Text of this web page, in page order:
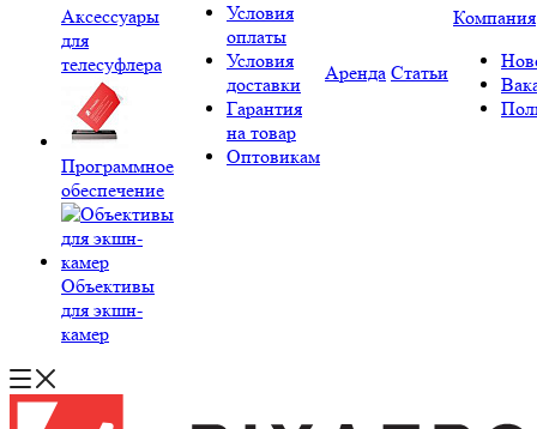
Аксессуары
для
телесуфлера
Программное
обеспечение
Объективы
для экшн-
камер
Условия
оплаты
Условия
доставки
Гарантия
на товар
Оптовикам
Аренда Статьи
Компания